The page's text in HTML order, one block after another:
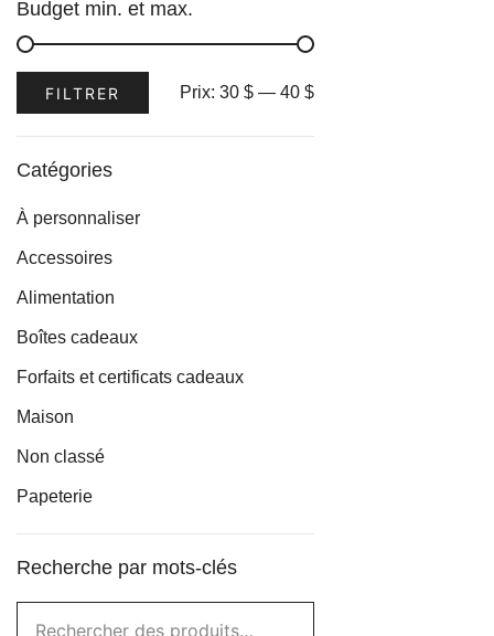
Budget min. et max.
FILTRER Prix: 30 $ — 40 $
Catégories
À personnaliser
Accessoires
Alimentation
Boîtes cadeaux
Forfaits et certificats cadeaux
Maison
Non classé
Papeterie
Recherche par mots-clés